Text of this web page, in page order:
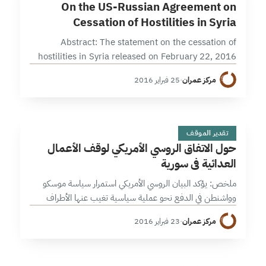
On the US-Russian Agreement on
Cessation of Hostilities in Syria
Abstract: The statement on the cessation of
hostilities in Syria released on February 22, 2016
following meetings between Kerry and Lavrov
indicate the continuance of a joint US-Russian
مركز عمران·25 فبراير 2016
ح9 دقائق
تقدير الموقف
حول الاتفاق الروسي الأمريكي لوقف الأعمال
العدائية في سورية
ملخص: يؤكد البيان الروسي الأمريكي استمرار سياسة موسكو
وواشنطن في الدفع نحو عملية سياسية تغيب عنها الأطراف
“المتمردة”، وتعزز قواعد تعاطي جديدة مع المشهد السياسي في
سورية تخلو من الضمانات…
مركز عمران·23 فبراير 2016